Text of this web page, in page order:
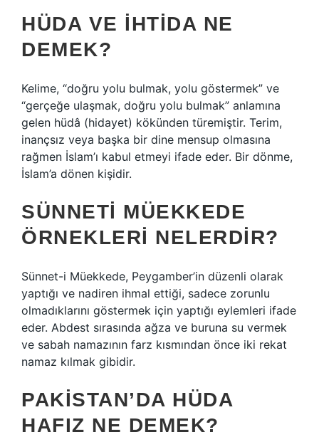
HÜDA VE IHTIDA NE
DEMEK?
Kelime, “doğru yolu bulmak, yolu göstermek” ve
“gerçeğe ulaşmak, doğru yolu bulmak” anlamına
gelen hüdâ (hidayet) kökünden türemiştir. Terim,
inançsız veya başka bir dine mensup olmasına
rağmen İslam’ı kabul etmeyi ifade eder. Bir dönme,
İslam’a dönen kişidir.
SÜNNETI MÜEKKEDE
ÖRNEKLERI NELERDIR?
Sünnet-i Müekkede, Peygamber’in düzenli olarak
yaptığı ve nadiren ihmal ettiği, sadece zorunlu
olmadıklarını göstermek için yaptığı eylemleri ifade
eder. Abdest sırasında ağza ve buruna su vermek
ve sabah namazının farz kısmından önce iki rekat
namaz kılmak gibidir.
PAKISTAN’DA HÜDA
HAFIZ NE DEMEK?